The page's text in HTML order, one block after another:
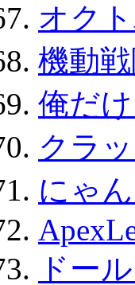
オク
機動
俺だ
クラ
にゃ
ドー